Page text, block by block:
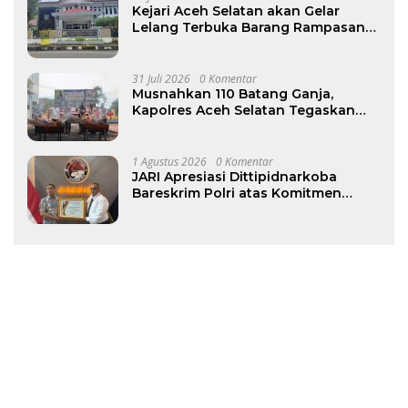
Kejari Aceh Selatan akan Gelar
Lelang Terbuka Barang Rampasan
31 Juli 2026 0 Komentar
Musnahkan 110 Batang Ganja,
Kapolres Aceh Selatan Tegaskan
1 Agustus 2026 0 Komentar
JARI Apresiasi Dittipidnarkoba
Bareskrim Polri atas Komitmen